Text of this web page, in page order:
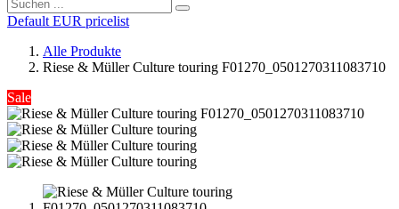
Default EUR pricelist
Alle Produkte
Riese & Müller Culture touring F01270_0501270311083710
Sale